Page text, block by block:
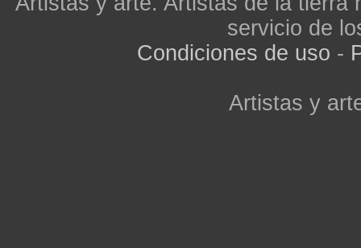
servicio de
Condiciones de uso -
Artistas y